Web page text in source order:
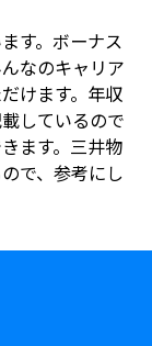
す。ボーナス
なのキャリア
けます。年収
しているので
ます。三井物
で、参考にし